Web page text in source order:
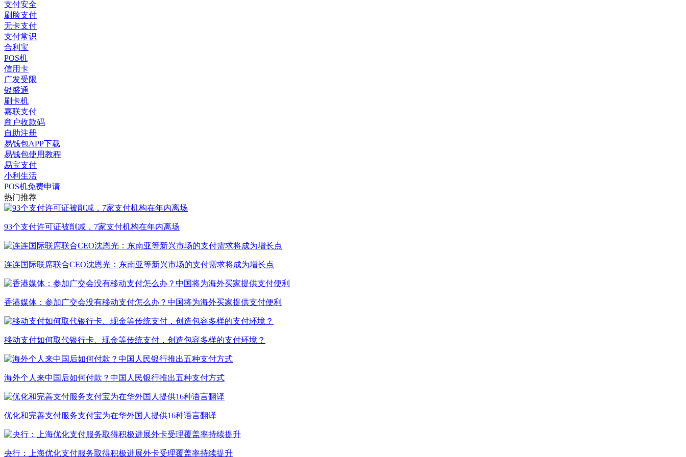
支付安全
刷脸支付
无卡支付
支付常识
合利宝
POS机
信用卡
广发受限
银盛通
刷卡机
嘉联支付
商户收款码
自助注册
易钱包APP下载
易钱包使用教程
易宝支付
小利生活
POS机免费申请
热门推荐
93个支付许可证被削减，7家支付机构在年内离场
连连国际联席联合CEO沈恩光：东南亚等新兴市场的支付需求将成为增长点
香港媒体：参加广交会没有移动支付怎么办？中国将为海外买家提供支付便利
移动支付如何取代银行卡、现金等传统支付，创造包容多样的支付环境？
海外个人来中国后如何付款？中国人民银行推出五种支付方式
优化和完善支付服务支付宝为在华外国人提供16种语言翻译
央行：上海优化支付服务取得积极进展外卡受理覆盖率持续提升